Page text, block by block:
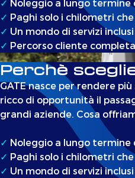
✓ Noleggio a lungo termine
✓ Paghi solo i chilometri
✓ Un mondo di servizi inclusi
✓ Percorso cliente
Perchè
GATE nasce per rendere
ricco di opportunità il
grandi aziende. Cosa
✓ Noleggio a lungo termine
✓ Paghi solo i chilometri
✓ Un mondo di servizi inclusi